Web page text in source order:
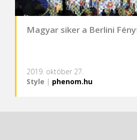
Magyar siker a Berlini
2019. október 27.
Style | phenom.hu